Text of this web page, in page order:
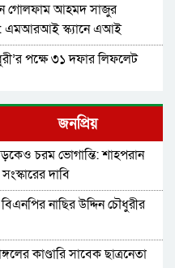
গোলফাম আহমদ সাজুর
এমআরআই স্ক্যানে এআই
পক্ষে ৩১ দফার লিফলেট
‘রাষ্ট্র কাঠামো মেরামত’ ৩১
ও গণসংযোগ
নেই! খাসজমি দখল করে
সোনাসার বাজার কমিটির নেতা
এলাকায় দীর্ঘ ৯ ঘণ্টা বিদ্যুৎ
পরিবার: সিলেটে সশস্ত্র
জনপ্রিয়
চরম ভোগান্তি: শাহপরান
দাবি
নাছির উদ্দিন চৌধুরীর
কাণ্ডারি সাবেক ছাত্রনেতা